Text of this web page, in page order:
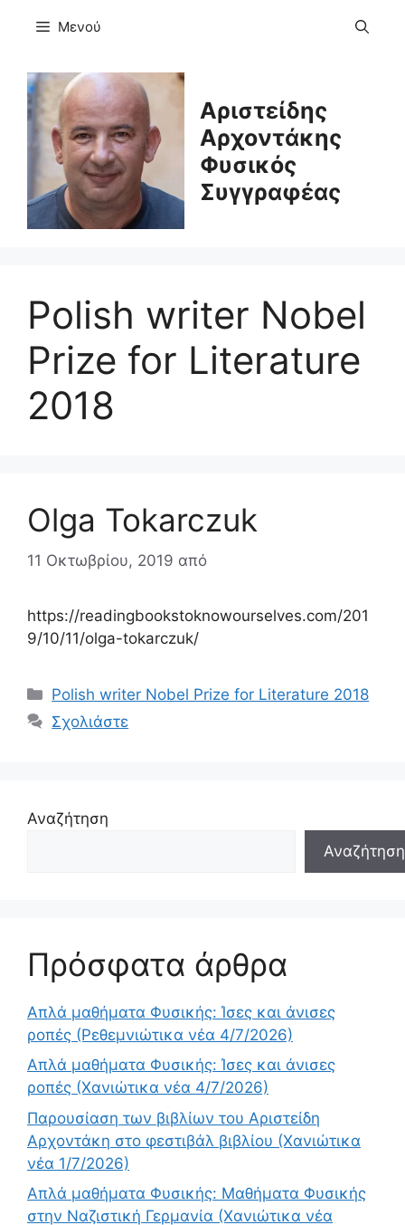
Μενού
Αριστείδης
Αρχοντάκης
Φυσικός
Συγγραφέας
Polish writer Nobel
Prize for Literature
2018
Olga Tokarczuk
11 Οκτωβρίου, 2019 από
https://readingbookstoknowourselves.com/201
9/10/11/olga-tokarczuk/
Κατηγορίες
Polish writer Nobel Prize for Literature 2018
Σχολιάστε
Αναζήτηση
Αναζήτηση
Πρόσφατα άρθρα
Απλά μαθήματα Φυσικής: Ίσες και άνισες
ροπές (Ρεθεμνιώτικα νέα 4/7/2026)
Απλά μαθήματα Φυσικής: Ίσες και άνισες
ροπές (Χανιώτικα νέα 4/7/2026)
Παρουσίαση των βιβλίων του Αριστείδη
Αρχοντάκη στο φεστιβάλ βιβλίου (Χανιώτικα
νέα 1/7/2026)
Απλά μαθήματα Φυσικής: Μαθήματα Φυσικής
στην Ναζιστική Γερμανία (Χανιώτικα νέα